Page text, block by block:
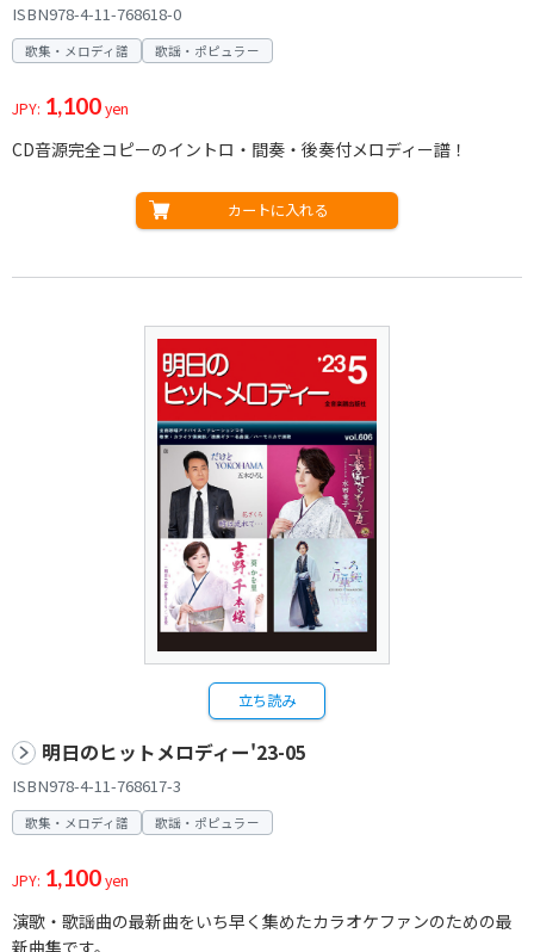
ISBN978-4-11-768618-0
歌集・メロディ譜 歌謡・ポピュラー
JPY: 1,100yen
CD音源完全コピーのイントロ・間奏・後奏付メロディー譜！
カートに入れる
立ち読み
明日のヒットメロディー'23-05
ISBN978-4-11-768617-3
歌集・メロディ譜 歌謡・ポピュラー
JPY: 1,100yen
演歌・歌謡曲の最新曲をいち早く集めたカラオケファンのための最